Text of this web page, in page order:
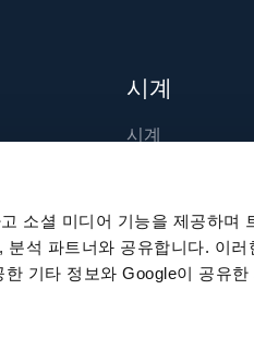
소셜 미디어 기능을 제공하
분석 파트너와 공유합니다. 이
기타 정보와 Google이 공유
시계
시계
부티크 찾기